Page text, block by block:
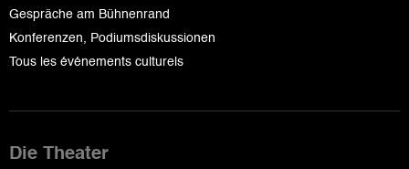
Gespräche am Bühnenrand
Konferenzen, Podiumsdiskussionen
Tous les événements culturels
Die Theater